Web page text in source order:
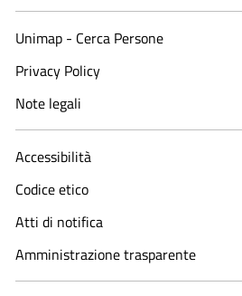
Unimap - Cerca Persone
Privacy Policy
Note legali
Accessibilità
Codice etico
Atti di notifica
Amministrazione trasparente